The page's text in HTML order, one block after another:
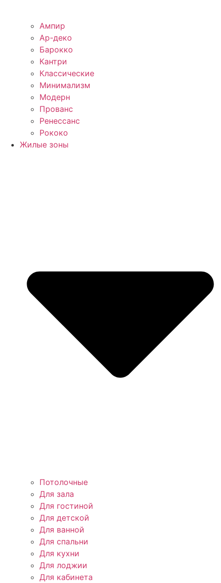
Ампир
Ар-деко
Барокко
Кантри
Классические
Минимализм
Модерн
Прованс
Ренессанс
Рококо
Жилые зоны
Потолочные
Для зала
Для гостиной
Для детской
Для ванной
Для спальни
Для кухни
Для лоджии
Для кабинета